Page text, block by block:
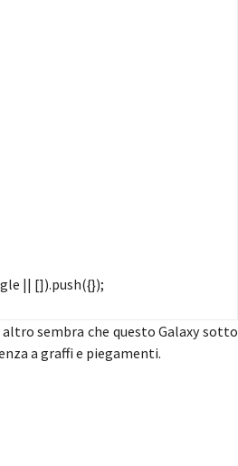
|| []).push({});
sembra che questo Galaxy sotto
a graffi e piegamenti.